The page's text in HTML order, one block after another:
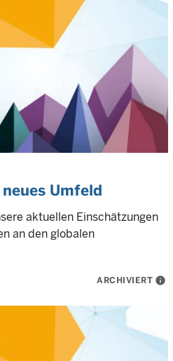
Umfeld
aktuellen Einschätzungen
an den globalen
ARCHIVIERT info